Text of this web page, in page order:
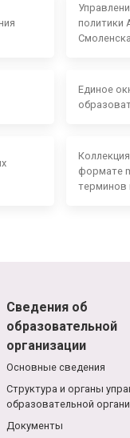
политики
Смоленска
Единое
формате
терминов
Сведения об
образовательной
организации
Основные сведения
Структура и органы
образовательной
Документы